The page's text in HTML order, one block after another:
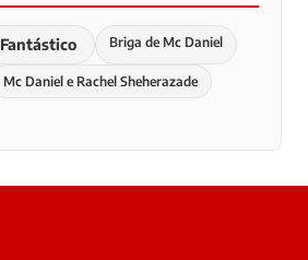
Fantástico Briga de Mc Daniel
Mc Daniel e Rachel Sheherazade